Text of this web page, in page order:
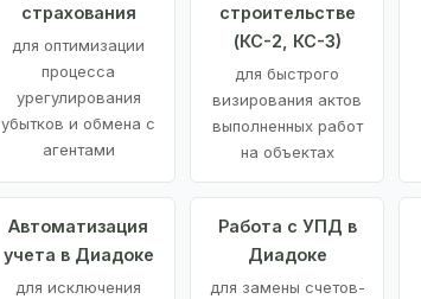
страхования
для оптимизации
процесса
урегулирования
убытков и обмена с
агентами
строительстве
(КС-2, КС-3)
для быстрого
визирования актов
выполненных работ
на объектах
Автоматизация
учета в Диадоке
для исключения
Работа с УПД в
Диадоке
для замены счетов-